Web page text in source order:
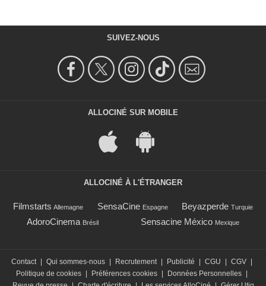
SUIVEZ-NOUS
ALLOCINÉ SUR MOBILE
ALLOCINÉ À L'ÉTRANGER
Filmstarts Allemagne SensaCine Espagne Beyazperde Turquie
AdoroCinema Brésil Sensacine México Mexique
Contact | Qui sommes-nous | Recrutement | Publicité | CGU | CGV |
Politique de cookies | Préférences cookies | Données Personnelles |